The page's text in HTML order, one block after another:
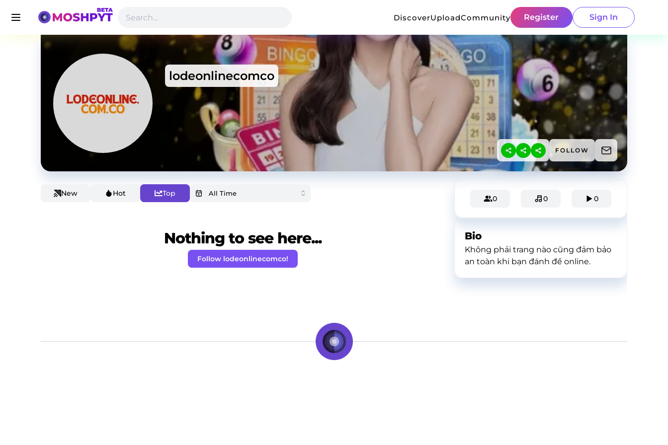
DiscoverUploadCommunity Register Sign In
lodeonlinecomco
FOLLOW
New Hot Top
Nothing to see here...
Follow lodeonlinecomco!
0 0 0
Bio
Không phải trang nào cũng đảm bảo
an toàn khi bạn đánh đề online.